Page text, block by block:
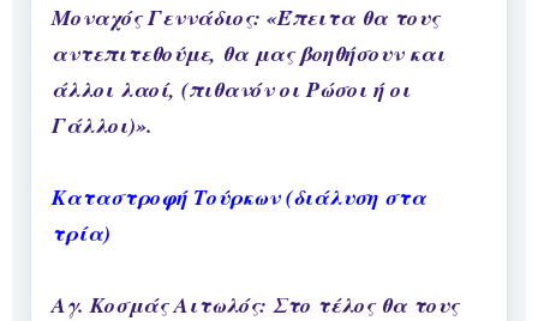
Μοναχός Γεννάδιος: «Έπειτα θα τους
αντεπιτεθούμε, θα μας βοηθήσουν και
άλλοι λαοί, (πιθανόν οι Ρώσοι ή οι
Γάλλοι)».
Καταστροφή Τούρκων (διάλυση στα
τρία)
Αγ. Κοσμάς Αιτωλός: Στο τέλος θα τους